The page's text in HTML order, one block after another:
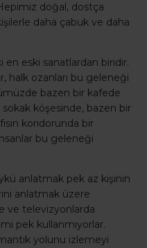
doğal, dostça
daha çabuk ve daha
eski sanatlardan biridir.
halk ozanları bu geleneği
bazen bir kafede
sokak köşesinde, bazen bir
koridorunda bir
bu geleneği
anlatmak pek az kişinin
anlatmak üzere
ve televizyonlarda
pek kullanmıyorlar.
yolunu izlemeyi